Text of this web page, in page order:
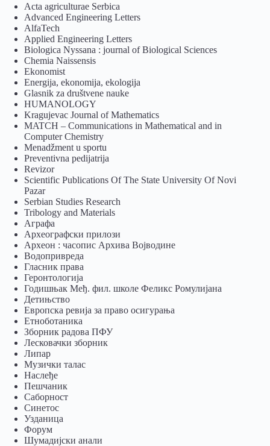
Acta agriculturae Serbica
Advanced Engineering Letters
AlfaTech
Applied Engineering Letters
Biologica Nyssana : journal of Biological Sciences
Chemia Naissensis
Ekonomist
Energija, ekonomija, ekologija
Glasnik za društvene nauke
HUMANOLOGY
Kragujevac Journal of Mathematics
MATCH – Communications in Mathematical and in
Computer Chemistry
Menadžment u sportu
Preventivna pedijatrija
Revizor
Scientific Publications Of The State University Of Novi
Pazar
Serbian Studies Research
Tribology and Materials
Аграфа
Археографски прилози
Археон : часопис Архива Војводине
Водопривреда
Гласник права
Геронтологија
Годишњак Међ. фил. школе Феликс Ромулијана
Детињство
Европска ревија за право осигурања
Eтноботаника
Зборник радова ПФУ
Лесковачки зборник
Липар
Музички талас
Наслеђе
Пешчаник
Саборност
Синетос
Узданица
Форум
Шумадијски анали